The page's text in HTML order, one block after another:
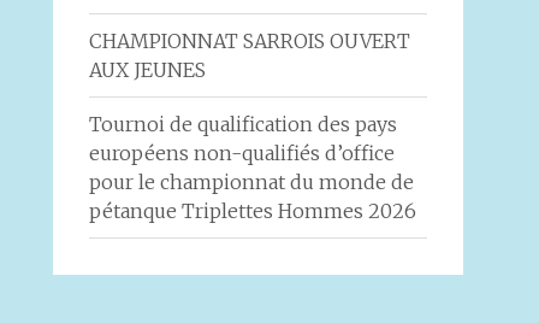
CHAMPIONNAT SARROIS OUVERT
AUX JEUNES
Tournoi de qualification des pays
européens non-qualifiés d’office
pour le championnat du monde de
pétanque Triplettes Hommes 2026